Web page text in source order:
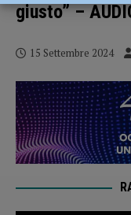
giusto” –
15 Settembre 2024